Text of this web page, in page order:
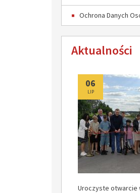
Ochrona Danych
Aktualności
06
LIP